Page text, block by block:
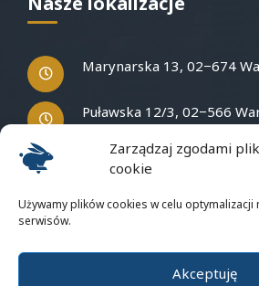
Zarządzaj zgodami
cookie
Używamy plików cookies w celu optymalizacji
serwisów.
Akceptuję
Marynarska 13, 02−674
Puławska 12/3, 02−566
Masz pytania?